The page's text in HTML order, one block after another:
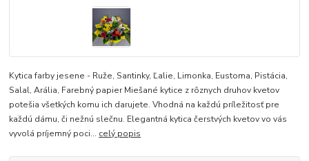
Kytica farby jesene - Ruže, Santinky, Ľalie, Limonka, Eustoma, Pistácia,
Salal, Arália, Farebný papier Miešané kytice z rôznych druhov kvetov
potešia všetkých komu ich darujete. Vhodná na každú príležitosť pre
každú dámu, či nežnú slečnu. Elegantná kytica čerstvých kvetov vo vás
vyvolá príjemný poci... celý popis